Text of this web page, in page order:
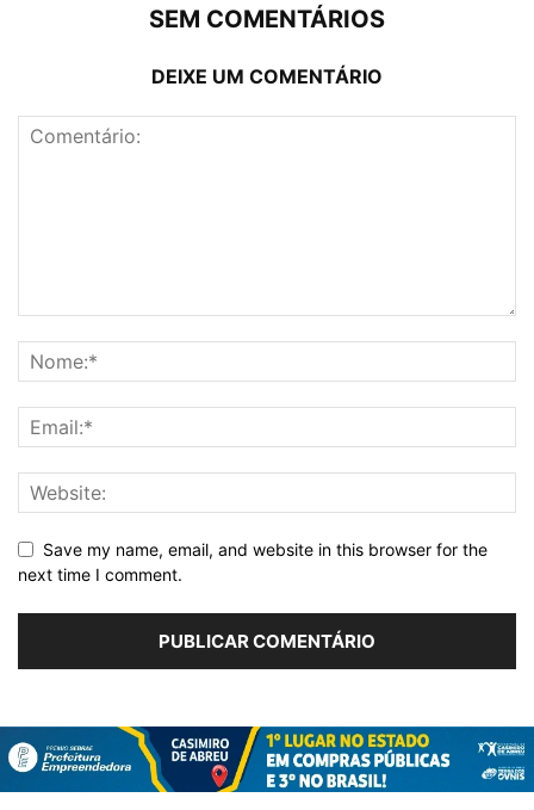
SEM COMENTÁRIOS
DEIXE UM COMENTÁRIO
Save my name, email, and website in this browser for the
next time I comment.